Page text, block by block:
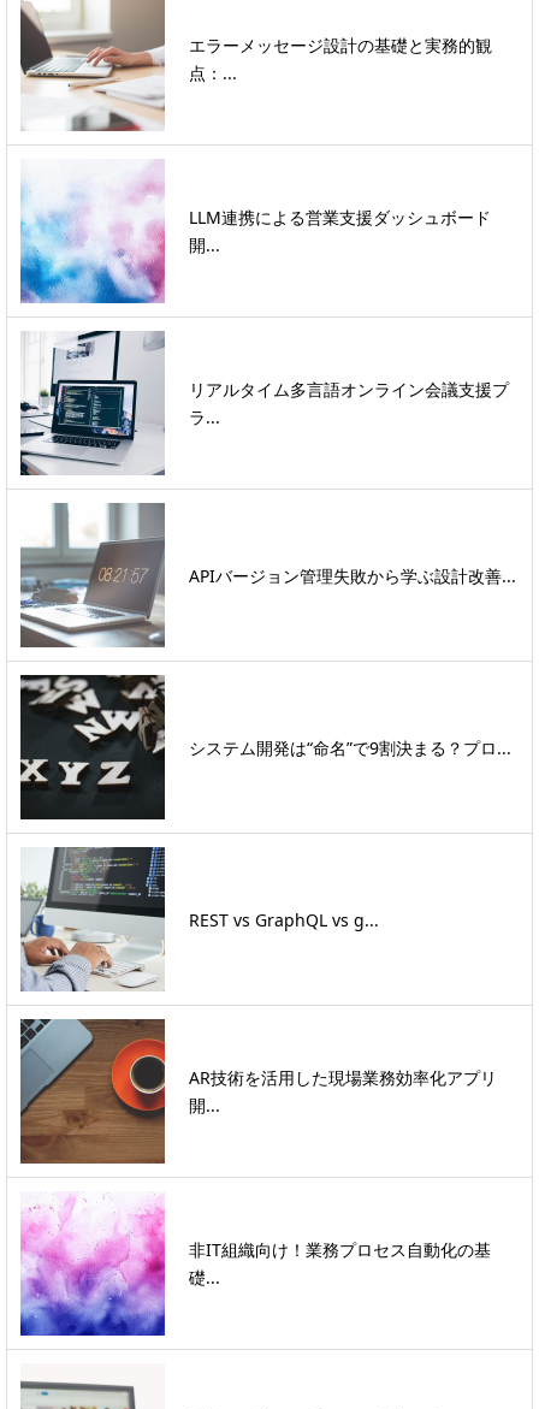
エラーメッセージ設計の基礎と実務的観
点：...
LLM連携による営業支援ダッシュボード
開...
リアルタイム多言語オンライン会議支援プ
ラ...
APIバージョン管理失敗から学ぶ設計改善...
システム開発は“命名”で9割決まる？プロ...
REST vs GraphQL vs g...
AR技術を活用した現場業務効率化アプリ
開...
非IT組織向け！業務プロセス自動化の基
礎...